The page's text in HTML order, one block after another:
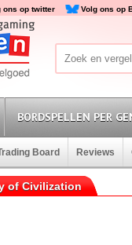
ons op twitter Volg ons op
BORDSPELLEN PER
Board Reviews
of Civilization